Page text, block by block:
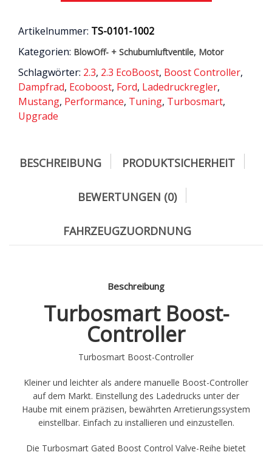
S550)
Artikelnummer: TS-0101-1002
Kategorien: BlowOff- + Schubumluftventile, Motor
Schlagwörter: 2.3, 2.3 EcoBoost, Boost Controller,
Dampfrad, Ecoboost, Ford, Ladedruckregler,
Mustang, Performance, Tuning, Turbosmart,
Upgrade
BESCHREIBUNG PRODUKTSICHERHEIT
BEWERTUNGEN (0)
FAHRZEUGZUORDNUNG
Beschreibung
Turbosmart Boost-
Controller
Turbosmart Boost-Controller
Kleiner und leichter als andere manuelle Boost-Controller
auf dem Markt. Einstellung des Ladedrucks unter der
Haube mit einem präzisen, bewährten Arretierungssystem
einstellbar. Einfach zu installieren und einzustellen.
Die Turbosmart Gated Boost Control Valve-Reihe bietet